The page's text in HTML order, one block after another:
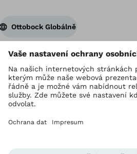
Ottobock Globálně
Držitelem autorských práv je Ottobock
Nastavení ochrany osobních údajů
Provozovatel stránek
GDPR